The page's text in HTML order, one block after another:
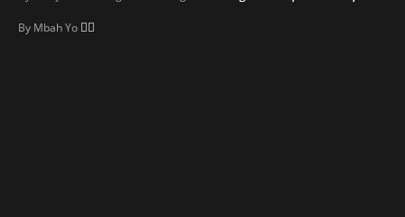
By Mbah Yo 👍🏼